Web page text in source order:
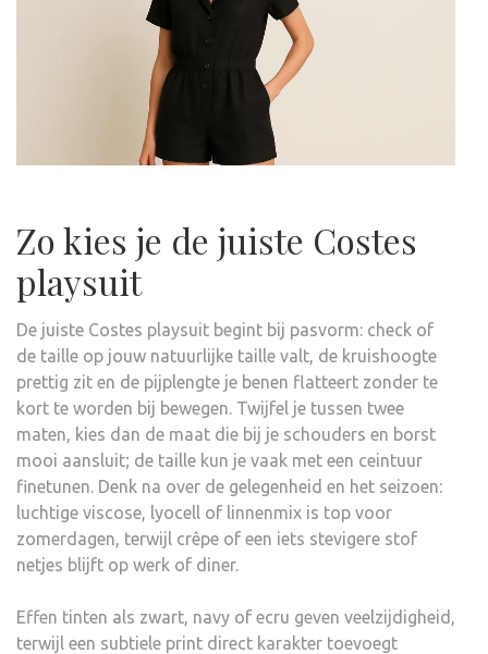
Zo kies je de juiste Costes
playsuit
De juiste Costes playsuit begint bij pasvorm: check of
de taille op jouw natuurlijke taille valt, de kruishoogte
prettig zit en de pijplengte je benen flatteert zonder te
kort te worden bij bewegen. Twijfel je tussen twee
maten, kies dan de maat die bij je schouders en borst
mooi aansluit; de taille kun je vaak met een ceintuur
finetunen. Denk na over de gelegenheid en het seizoen:
luchtige viscose, lyocell of linnenmix is top voor
zomerdagen, terwijl crêpe of een iets stevigere stof
netjes blijft op werk of diner.
Effen tinten als zwart, navy of ecru geven veelzijdigheid,
terwijl een subtiele print direct karakter toevoegt